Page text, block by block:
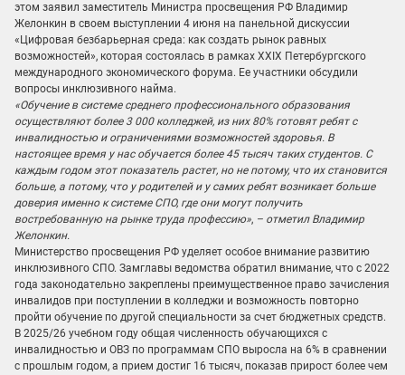
этом заявил заместитель Министра просвещения РФ Владимир
Желонкин в своем выступлении 4 июня на панельной дискуссии
«Цифровая безбарьерная среда: как создать рынок равных
возможностей», которая состоялась в рамках ХХIХ Петербургского
международного экономического форума. Ее участники обсудили
вопросы инклюзивного найма.
«Обучение в системе среднего профессионального образования
осуществляют более 3 000 колледжей, из них 80% готовят ребят с
инвалидностью и ограничениями возможностей здоровья. В
настоящее время у нас обучается более 45 тысяч таких студентов. С
каждым годом этот показатель растет, но не потому, что их становится
больше, а потому, что у родителей и у самих ребят возникает больше
доверия именно к системе СПО, где они могут получить
востребованную на рынке труда профессию», – отметил Владимир
Желонкин.
Министерство просвещения РФ уделяет особое внимание развитию
инклюзивного СПО. Замглавы ведомства обратил внимание, что с 2022
года законодательно закреплены преимущественное право зачисления
инвалидов при поступлении в колледжи и возможность повторно
пройти обучение по другой специальности за счет бюджетных средств.
В 2025/26 учебном году общая численность обучающихся с
инвалидностью и ОВЗ по программам СПО выросла на 6% в сравнении
с прошлым годом, а прием достиг 16 тысяч, показав прирост более чем